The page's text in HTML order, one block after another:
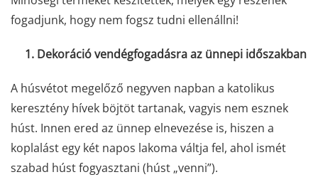
fogadjunk, hogy nem fogsz tudni ellenállni!
1. Dekoráció vendégfogadásra az ünnepi időszakban
A húsvétot megelőző negyven napban a katolikus
keresztény hívek böjtöt tartanak, vagyis nem esznek
húst. Innen ered az ünnep elnevezése is, hiszen a
koplalást egy két napos lakoma váltja fel, ahol ismét
szabad húst fogyasztani (húst „venni”).